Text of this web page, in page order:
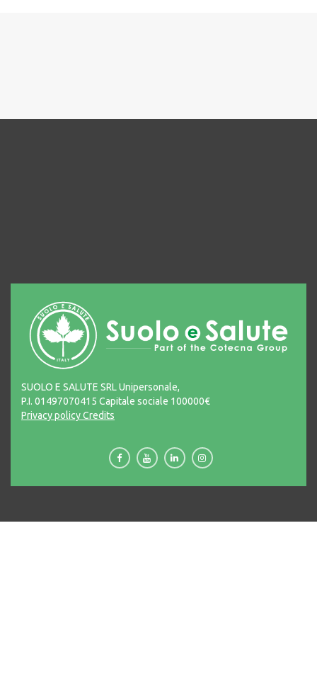
SUOLO E SALUTE SRL Unipersonale,
P.I. 01497070415 Capitale sociale 100000€
Privacy policyCredits